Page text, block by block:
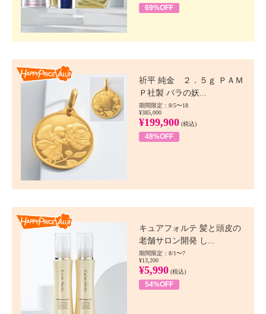
69%OFF
祈平 純金 ２．５ｇ ＰＡＭ
Ｐ社製 バラの妖...
期間限定：8/5〜18
¥385,000
¥199,900 (税込)
48%OFF
キュアフォルテ 髪と頭皮の
老舗サロン開発 し...
期間限定：8/1〜7
¥13,200
¥5,990 (税込)
54%OFF